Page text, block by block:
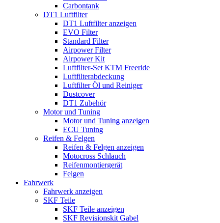
Carbontank
DT1 Luftfilter
DT1 Luftfilter anzeigen
EVO Filter
Standard Filter
Airpower Filter
Airpower Kit
Luftfilter-Set KTM Freeride
Luftfilterabdeckung
Luftfilter Öl und Reiniger
Dustcover
DT1 Zubehör
Motor und Tuning
Motor und Tuning anzeigen
ECU Tuning
Reifen & Felgen
Reifen & Felgen anzeigen
Motocross Schlauch
Reifenmontiergerät
Felgen
Fahrwerk
Fahrwerk anzeigen
SKF Teile
SKF Teile anzeigen
SKF Revisionskit Gabel